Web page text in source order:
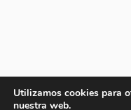
Utilizamos cookies para
nuestra web.